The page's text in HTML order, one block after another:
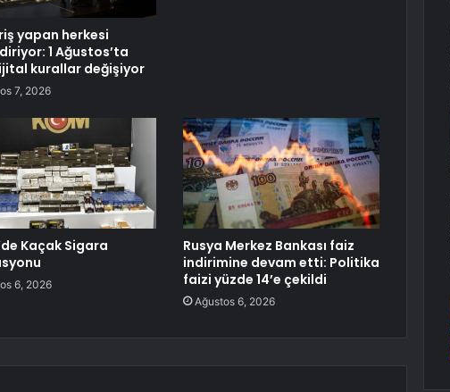
yapan herkesi
1 Ağustos’ta
kurallar değişiyor
7, 2026
Kaçak Sigara
6, 2026
Rusya Merkez Bankası faiz
indirimine devam etti: Politika
faizi yüzde 14’e çekildi
Ağustos 6, 2026